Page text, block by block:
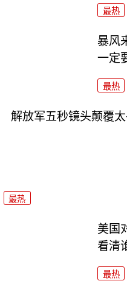
最热
暴风
一定
最热
解放军五秒镜头颠覆
最热
美国
看清
最热